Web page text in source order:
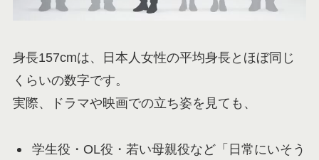
身長157cmは、日本人女性の平均身長とほぼ同じ
くらいの数字です。
実際、ドラマや映画での立ち姿を見ても、
学生役・OL役・若い母親役など「日常にいそう